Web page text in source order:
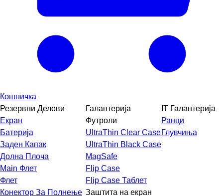
Кошничка
Резервни Делови
Екран
Батерија
Заден Капак
Долна Плоча
Main Флет
Флет
Конектор За Полнење
Галантерија
Футроли
UltraThin Clear Case
UltraThin Black Case
MagSafe
Flip Case
Flip Case Таблет
Заштита на екран
IT Галантерија
Ранци
Глувчиња